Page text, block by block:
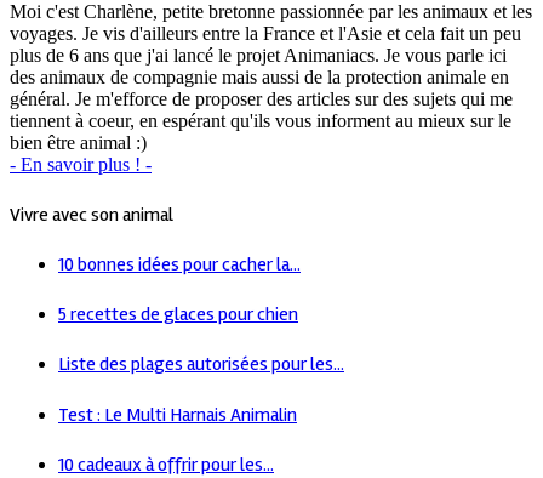
Moi c'est Charlène, petite bretonne passionnée par les animaux et les
voyages. Je vis d'ailleurs entre la France et l'Asie et cela fait un peu
plus de 6 ans que j'ai lancé le projet Animaniacs. Je vous parle ici
des animaux de compagnie mais aussi de la protection animale en
général. Je m'efforce de proposer des articles sur des sujets qui me
tiennent à coeur, en espérant qu'ils vous informent au mieux sur le
bien être animal :)
- En savoir plus ! -
Vivre avec son animal
10 bonnes idées pour cacher la...
5 recettes de glaces pour chien
Liste des plages autorisées pour les...
Test : Le Multi Harnais Animalin
10 cadeaux à offrir pour les...